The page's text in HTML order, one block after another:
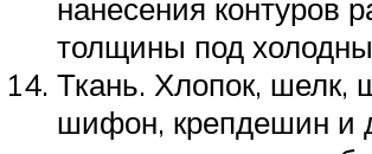
нанесения контуров
толщины под
Ткань. Хлопок, шелк,
шифон, крепдешин и